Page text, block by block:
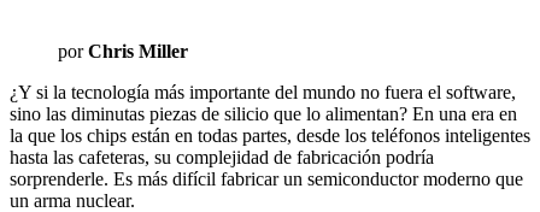
porChris Miller
¿Y si la tecnología más importante del mundo no fuera el software,
sino las diminutas piezas de silicio que lo alimentan? En una era en
la que los chips están en todas partes, desde los teléfonos inteligentes
hasta las cafeteras, su complejidad de fabricación podría
sorprenderle. Es más difícil fabricar un semiconductor moderno que
un arma nuclear.